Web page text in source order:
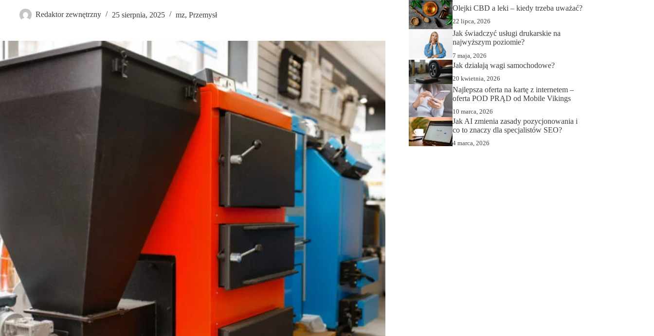
Redaktor zewnętrzny 25 sierpnia, 2025 mz, Przemysł
Olejki CBD a leki – kiedy trzeba uważać?
22 lipca, 2026
Jak świadczyć usługi drukarskie na
najwyższym poziomie?
7 maja, 2026
Jak działają wagi samochodowe?
20 kwietnia, 2026
Najlepsza oferta na kartę z internetem –
oferta POD PRĄD od Mobile Vikings
10 marca, 2026
Jak AI zmienia zasady pozycjonowania i
co to znaczy dla specjalistów SEO?
4 marca, 2026